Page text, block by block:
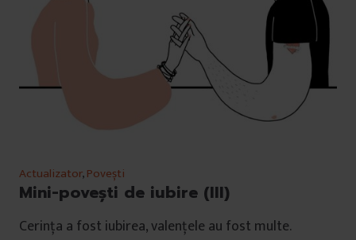
Actualizator,Povești
Mini-povești de iubire (III)
Cerința a fost iubirea, valențele au fost multe.